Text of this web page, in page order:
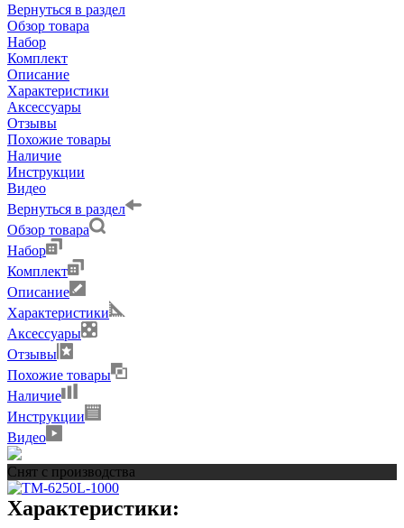
Вернуться в раздел
Обзор товара
Набор
Комплект
Описание
Характеристики
Аксессуары
Отзывы
Похожие товары
Наличие
Инструкции
Видео
Вернуться в раздел
Обзор товара
Набор
Комплект
Описание
Характеристики
Аксессуары
Отзывы
Похожие товары
Наличие
Инструкции
Видео
Снят с производства
Характеристики: